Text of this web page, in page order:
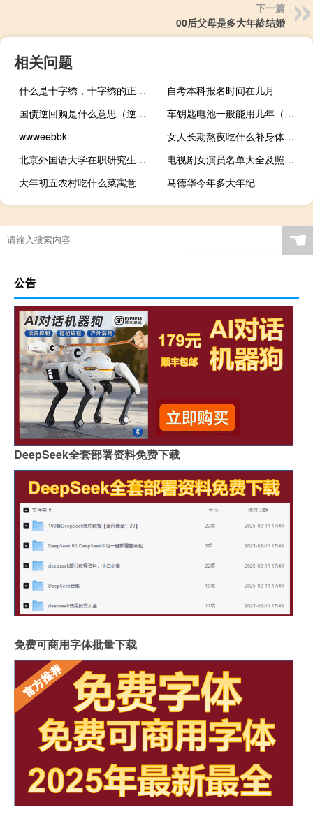
下一篇
00后父母是多大年龄结婚
相关问题
什么是十字绣，十字绣的正确绣法是怎样绣的？
自考本科报名时间在几月
国债逆回购是什么意思（逆回购是利好还是利空）
车钥匙电池一般能用几年（车钥匙电池一般能用多久）
wwweebbk
女人长期熬夜吃什么补身体（女人长期熬夜补什么）
北京外国语大学在职研究生可以获得双证吗
电视剧女演员名单大全及照片（女演员佟欣照片）
大年初五农村吃什么菜寓意
马德华今年多大年纪
多大年纪的猫容易掉毛啊
☚
公告
DeepSeek全套部署资料免费下载
免费可商用字体批量下载